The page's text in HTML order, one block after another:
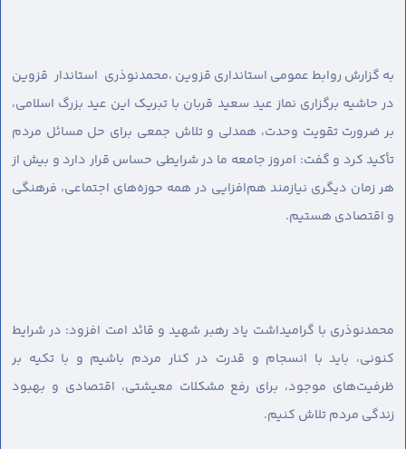
به گزارش روابط عمومی استانداری قزوین ،محمدنوذری استاندار قزوین
در حاشیه برگزاری نماز عید سعید قربان با تبریک این عید بزرگ اسلامی،
بر ضرورت تقویت وحدت، همدلی و تلاش جمعی برای حل مسائل مردم
تأکید کرد و گفت: امروز جامعه ما در شرایطی حساس قرار دارد و بیش از
هر زمان دیگری نیازمند هم‌افزایی در همه حوزه‌های اجتماعی، فرهنگی
و اقتصادی هستیم.
محمدنوذری با گرامیداشت یاد رهبر شهید و قائد امت افزود: در شرایط
کنونی، باید با انسجام و قدرت در کنار مردم باشیم و با تکیه بر
ظرفیت‌های موجود، برای رفع مشکلات معیشتی، اقتصادی و بهبود
زندگی مردم تلاش کنیم.